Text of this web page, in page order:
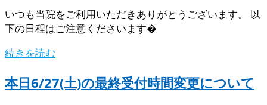
いつも当院をご利用いただきありがとうございます。 以
下の日程はご注意くださいます�
続きを読む
本日6/27(土)の最終受付時間変更について